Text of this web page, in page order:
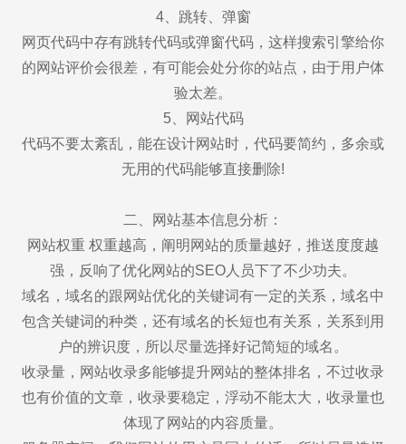
4、跳转、弹窗
网页代码中存有跳转代码或弹窗代码，这样搜索引擎给你
的网站评价会很差，有可能会处分你的站点，由于用户体
验太差。
5、网站代码
代码不要太紊乱，能在设计网站时，代码要简约，多余或
无用的代码能够直接删除!
二、网站基本信息分析：
网站权重 权重越高，阐明网站的质量越好，推送度度越
强，反响了优化网站的SEO人员下了不少功夫。
域名，域名的跟网站优化的关键词有一定的关系，域名中
包含关键词的种类，还有域名的长短也有关系，关系到用
户的辨识度，所以尽量选择好记简短的域名。
收录量，网站收录多能够提升网站的整体排名，不过收录
也有价值的文章，收录要稳定，浮动不能太大，收录量也
体现了网站的内容质量。